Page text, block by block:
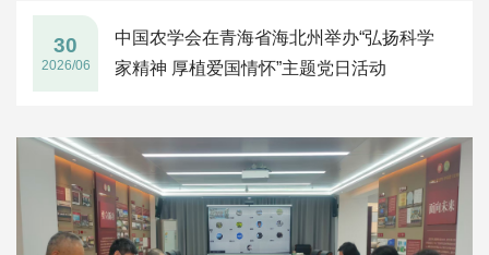
中国农学会在青海省海北州举办“弘扬科学
家精神 厚植爱国情怀”主题党日活动
30
2026/06